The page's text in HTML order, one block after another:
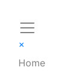
×
Home